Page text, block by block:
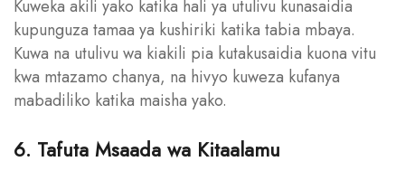
Kuweka akili yako katika hali ya utulivu kunasaidia
kupunguza tamaa ya kushiriki katika tabia mbaya.
Kuwa na utulivu wa kiakili pia kutakusaidia kuona vitu
kwa mtazamo chanya, na hivyo kuweza kufanya
mabadiliko katika maisha yako.
6. Tafuta Msaada wa Kitaalamu